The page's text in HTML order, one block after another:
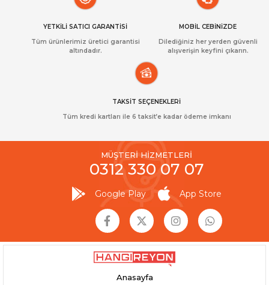
YETKİLİ SATICI GARANTİSİ
Tüm ürünlerimiz üretici garantisi
altındadır.
MOBİL CEBİNİZDE
Dilediğiniz her yerden güvenli
alışverişin keyfini çıkarın.
TAKSİT SEÇENEKLERİ
Tüm kredi kartları ile 6 taksit’e kadar ödeme imkanı
MÜŞTERİ HİZMETLERİ
0312 330 07 07
Google Play App Store
Anasayfa